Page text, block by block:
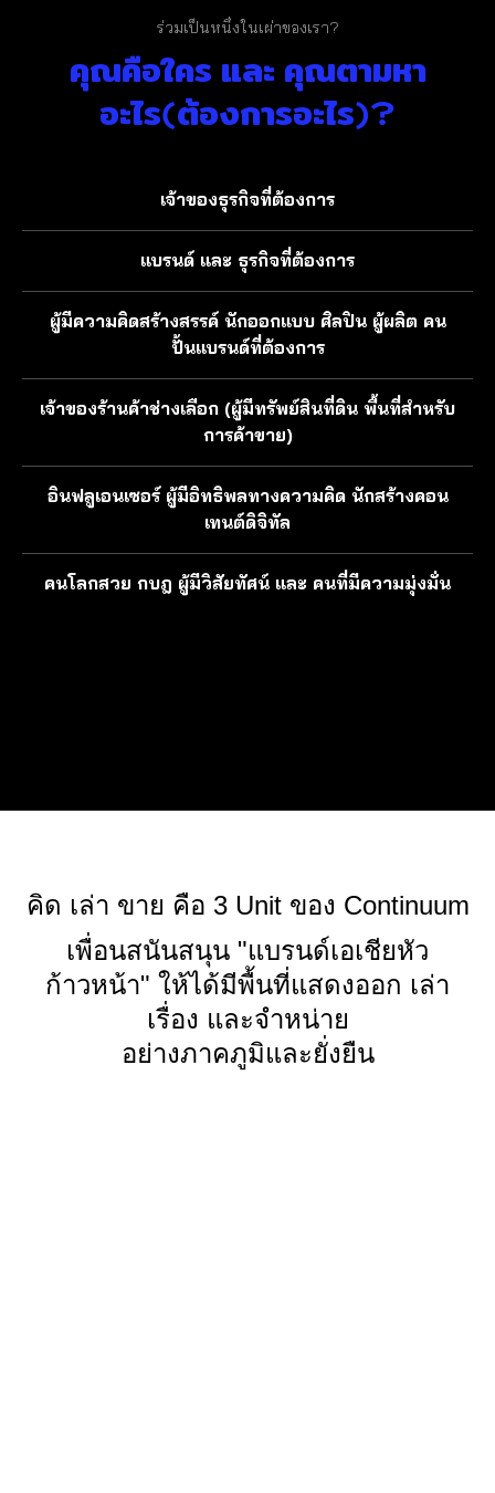
ร่วมเป็นหนึ่งในเผ่าของเรา?
คุณคือใคร และ คุณตามหา
อะไร(ต้องการอะไร)?
เจ้าของธุรกิจที่ต้องการ
แบรนด์ และ ธุรกิจที่ต้องการ
ผู้มีความคิดสร้างสรรค์ นักออกแบบ ศิลปิน ผู้ผลิต คน
ปั้นแบรนด์ที่ต้องการ
เจ้าของร้านค้าช่างเลือก (ผู้มีทรัพย์สินที่ดิน พื้นที่สำหรับ
การค้าขาย)
อินฟลูเอนเซอร์ ผู้มีอิทธิพลทางความคิด นักสร้างคอน
เทนต์ดิจิทัล
คนโลกสวย กบฎ ผู้มีวิสัยทัศน์ และ คนที่มีความมุ่งมั่น
คิด เล่า ขาย คือ 3 Unit ของ Continuum
เพื่อนสนันสนุน "แบรนด์เอเชียหัว
ก้าวหน้า" ให้ได้มีพื้นที่แสดงออก เล่า
เรื่อง และจำหน่าย
อย่างภาคภูมิและยั่งยืน